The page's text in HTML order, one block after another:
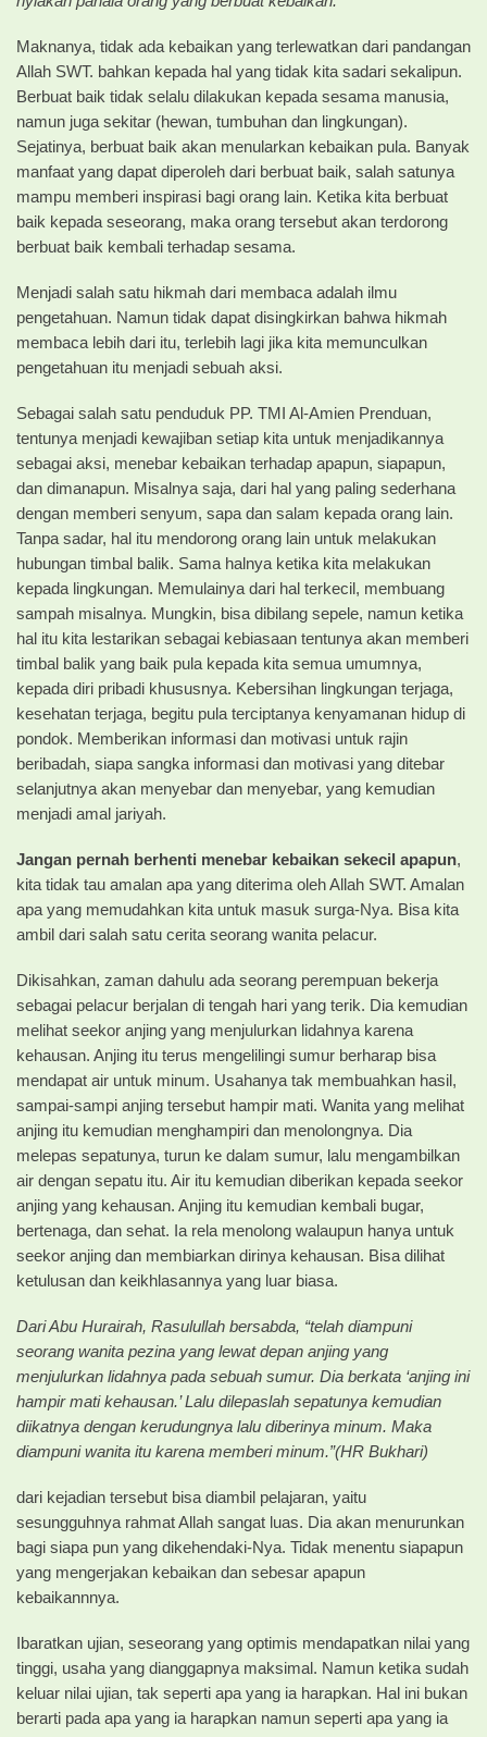
Maknanya, tidak ada kebaikan yang terlewatkan dari pandangan
Allah SWT. bahkan kepada hal yang tidak kita sadari sekalipun.
Berbuat baik tidak selalu dilakukan kepada sesama manusia,
namun juga sekitar (hewan, tumbuhan dan lingkungan).
Sejatinya, berbuat baik akan menularkan kebaikan pula. Banyak
manfaat yang dapat diperoleh dari berbuat baik, salah satunya
mampu memberi inspirasi bagi orang lain. Ketika kita berbuat
baik kepada seseorang, maka orang tersebut akan terdorong
berbuat baik kembali terhadap sesama.
Menjadi salah satu hikmah dari membaca adalah ilmu
pengetahuan. Namun tidak dapat disingkirkan bahwa hikmah
membaca lebih dari itu, terlebih lagi jika kita memunculkan
pengetahuan itu menjadi sebuah aksi.
Sebagai salah satu penduduk PP. TMI Al-Amien Prenduan,
tentunya menjadi kewajiban setiap kita untuk menjadikannya
sebagai aksi, menebar kebaikan terhadap apapun, siapapun,
dan dimanapun. Misalnya saja, dari hal yang paling sederhana
dengan memberi senyum, sapa dan salam kepada orang lain.
Tanpa sadar, hal itu mendorong orang lain untuk melakukan
hubungan timbal balik. Sama halnya ketika kita melakukan
kepada lingkungan. Memulainya dari hal terkecil, membuang
sampah misalnya. Mungkin, bisa dibilang sepele, namun ketika
hal itu kita lestarikan sebagai kebiasaan tentunya akan memberi
timbal balik yang baik pula kepada kita semua umumnya,
kepada diri pribadi khususnya. Kebersihan lingkungan terjaga,
kesehatan terjaga, begitu pula terciptanya kenyamanan hidup di
pondok. Memberikan informasi dan motivasi untuk rajin
beribadah, siapa sangka informasi dan motivasi yang ditebar
selanjutnya akan menyebar dan menyebar, yang kemudian
menjadi amal jariyah.
Jangan pernah berhenti menebar kebaikan sekecil apapun,
kita tidak tau amalan apa yang diterima oleh Allah SWT. Amalan
apa yang memudahkan kita untuk masuk surga-Nya. Bisa kita
ambil dari salah satu cerita seorang wanita pelacur.
Dikisahkan, zaman dahulu ada seorang perempuan bekerja
sebagai pelacur berjalan di tengah hari yang terik. Dia kemudian
melihat seekor anjing yang menjulurkan lidahnya karena
kehausan. Anjing itu terus mengelilingi sumur berharap bisa
mendapat air untuk minum. Usahanya tak membuahkan hasil,
sampai-sampi anjing tersebut hampir mati. Wanita yang melihat
anjing itu kemudian menghampiri dan menolongnya. Dia
melepas sepatunya, turun ke dalam sumur, lalu mengambilkan
air dengan sepatu itu. Air itu kemudian diberikan kepada seekor
anjing yang kehausan. Anjing itu kemudian kembali bugar,
bertenaga, dan sehat. Ia rela menolong walaupun hanya untuk
seekor anjing dan membiarkan dirinya kehausan. Bisa dilihat
ketulusan dan keikhlasannya yang luar biasa.
Dari Abu Hurairah, Rasulullah bersabda, “telah diampuni
seorang wanita pezina yang lewat depan anjing yang
menjulurkan lidahnya pada sebuah sumur. Dia berkata ‘anjing ini
hampir mati kehausan.’ Lalu dilepaslah sepatunya kemudian
diikatnya dengan kerudungnya lalu diberinya minum. Maka
diampuni wanita itu karena memberi minum.”(HR Bukhari)
dari kejadian tersebut bisa diambil pelajaran, yaitu
sesungguhnya rahmat Allah sangat luas. Dia akan menurunkan
bagi siapa pun yang dikehendaki-Nya. Tidak menentu siapapun
yang mengerjakan kebaikan dan sebesar apapun
kebaikannnya.
Ibaratkan ujian, seseorang yang optimis mendapatkan nilai yang
tinggi, usaha yang dianggapnya maksimal. Namun ketika sudah
keluar nilai ujian, tak seperti apa yang ia harapkan. Hal ini bukan
berarti pada apa yang ia harapkan namun seperti apa yang ia